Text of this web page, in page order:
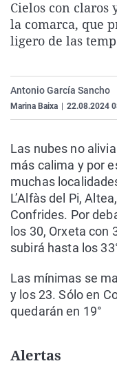
Cielos con claros
la comarca, que
ligero de las
Antonio García Sancho
Marina Baixa 22.08.2024
Las nubes no
más calima y por
muchas
L’Alfàs del Pi,
Confrides. Por
los 30, Orxeta con
subirá hasta los
Las mínimas se
y los 23. Sólo en
quedarán en 19°
Alertas